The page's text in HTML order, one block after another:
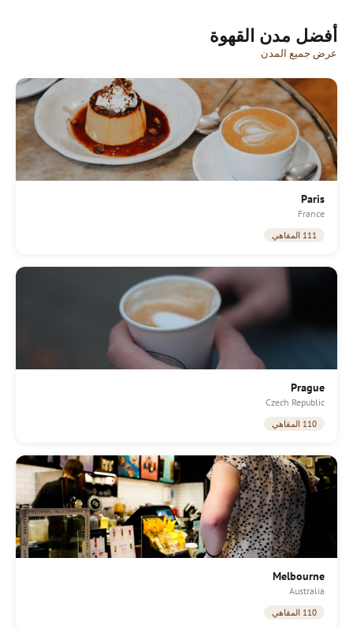
أفضل مدن القهوة
عرض جميع المدن
Paris
France
111 المقاهي
Prague
Czech Republic
110 المقاهي
Melbourne
Australia
110 المقاهي